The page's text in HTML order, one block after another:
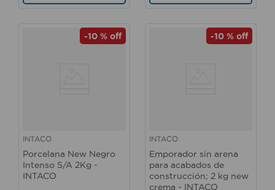
-10 % off
INTACO
Porcelana New Negro
Intenso S/A 2Kg -
INTACO
-10 % off
INTACO
Emporador sin arena
para acabados de
construcción; 2 kg new
crema - INTACO